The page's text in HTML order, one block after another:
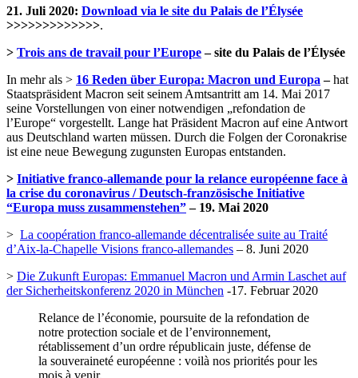
21. Juli 2020: Download via le site du Palais de l’Élysée
>>>>>>>>>>>>>.
> Trois ans de travail pour l’Europe– site du Palais de l’Élysée
In mehr als > 16 Reden über Europa: Macron und Europa –hat
Staatspräsident Macron seit seinem Amtsantritt am 14. Mai 2017
seine Vorstellungen von einer notwendigen „refondation de
l’Europe“ vorgestellt. Lange hat Präsident Macron auf eine Antwort
aus Deutschland warten müssen. Durch die Folgen der Coronakrise
ist eine neue Bewegung zugunsten Europas entstanden.
> Initiative franco-allemande pour la relance européenne face à
la crise du coronavirus / Deutsch-französische Initiative
“Europa muss zusammenstehen”– 19. Mai 2020
> La coopération franco-allemande décentralisée suite au Traité
d’Aix-la-Chapelle Visions franco-allemandes – 8. Juni 2020
> Die Zukunft Europas: Emmanuel Macron und Armin Laschet auf
der Sicherheitskonferenz 2020 in München -17. Februar 2020
Relance de l’économie, poursuite de la refondation de
notre protection sociale et de l’environnement,
rétablissement d’un ordre républicain juste, défense de
la souveraineté européenne : voilà nos priorités pour les
mois à venir.